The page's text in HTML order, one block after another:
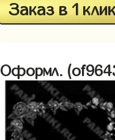
Заказ в 1
Оформл.